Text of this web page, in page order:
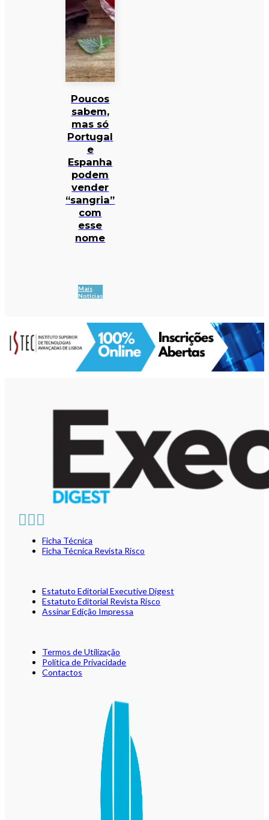
Poucos
sabem,
mas só
Portugal
e
Espanha
podem
vender
“sangria”
com
esse
nome
Mais
Notícias
Ficha Técnica
Ficha Técnica Revista Risco
Estatuto Editorial Executive Digest
Estatuto Editorial Revista Risco
Assinar Edição Impressa
Termos de Utilização
Política de Privacidade
Contactos